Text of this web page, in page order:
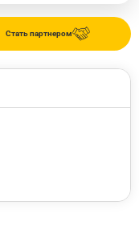
Стать партнером